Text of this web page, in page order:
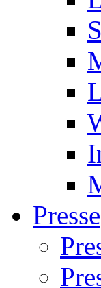
Presse